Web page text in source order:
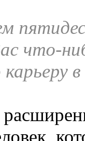
что-